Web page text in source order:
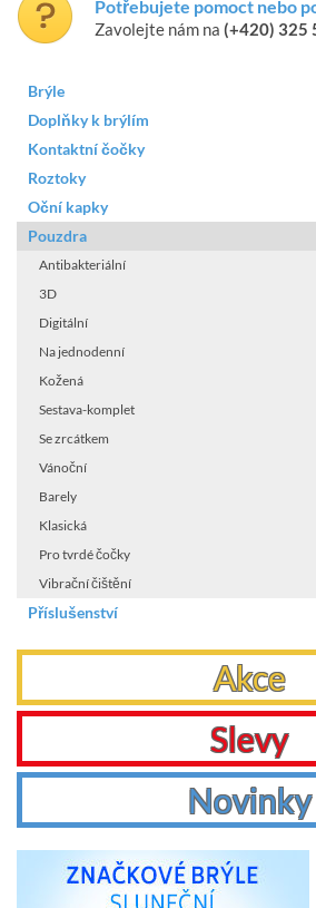
Potřebujete pomoct nebo
Zavolejte nám na (+420) 325
Brýle
Doplňky k brýlím
Kontaktní čočky
Roztoky
Oční kapky
Pouzdra
Antibakteriální
3D
Digitální
Na jednodenní
Kožená
Sestava-komplet
Se zrcátkem
Vánoční
Barely
Klasická
Pro tvrdé čočky
Vibrační čištění
Příslušenství
Akce
Slevy
Novinky